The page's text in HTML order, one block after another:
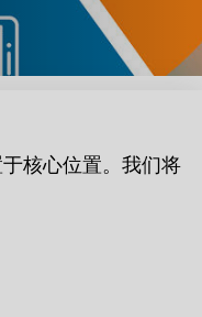
核心位置。我们将